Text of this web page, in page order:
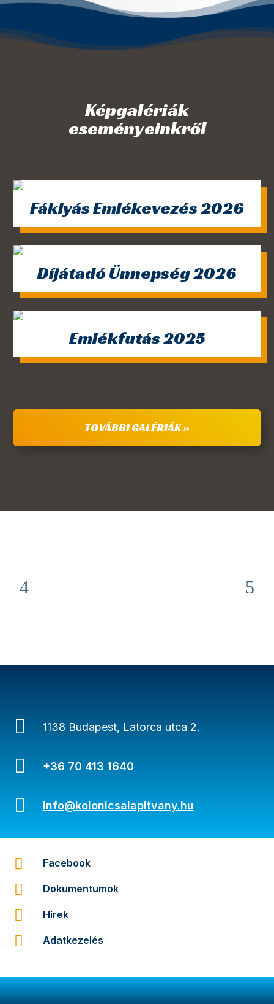
Képgalériák
eseményeinkről
Fáklyás Emlékevezés 2026
Díjátadó Ünnepség 2026
Emlékfutás 2025
TOVÁBBI GALÉRIÁK »
 1138 Budapest, Latorca utca 2.
 +36 70 413 1640
 info@kolonicsalapitvany.hu
 Facebook
 Dokumentumok
 Hírek
 Adatkezelés